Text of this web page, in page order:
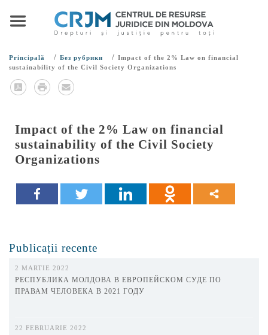
Principală / Без рубрики / Impact of the 2% Law on financial
sustainability of the Civil Society Organizations
Impact of the 2% Law on financial
sustainability of the Civil Society
Organizations
Publicații recente
2 MARTIE 2022
РЕСПУБЛИКА МОЛДОВА В ЕВРОПЕЙСКОМ СУДЕ ПО
ПРАВАМ ЧЕЛОВЕКА В 2021 ГОДУ
22 FEBRUARIE 2022